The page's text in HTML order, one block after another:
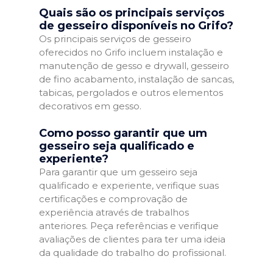
Quais são os principais serviços
de gesseiro disponíveis no Grifo?
Os principais serviços de gesseiro
oferecidos no Grifo incluem instalação e
manutenção de gesso e drywall, gesseiro
de fino acabamento, instalação de sancas,
tabicas, pergolados e outros elementos
decorativos em gesso.
Como posso garantir que um
gesseiro seja qualificado e
experiente?
Para garantir que um gesseiro seja
qualificado e experiente, verifique suas
certificações e comprovação de
experiência através de trabalhos
anteriores. Peça referências e verifique
avaliações de clientes para ter uma ideia
da qualidade do trabalho do profissional.